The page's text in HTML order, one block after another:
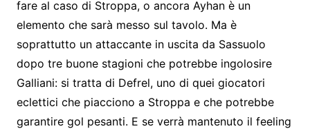
fare al caso di Stroppa, o ancora Ayhan è un
elemento che sarà messo sul tavolo. Ma è
soprattutto un attaccante in uscita da Sassuolo
dopo tre buone stagioni che potrebbe ingolosire
Galliani: si tratta di Defrel, uno di quei giocatori
eclettici che piacciono a Stroppa e che potrebbe
garantire gol pesanti. E se verrà mantenuto il feeling